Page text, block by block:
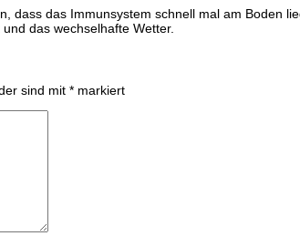
dass das Immunsystem schnell mal am Boden
das wechselhafte Wetter.
sind mit * markiert